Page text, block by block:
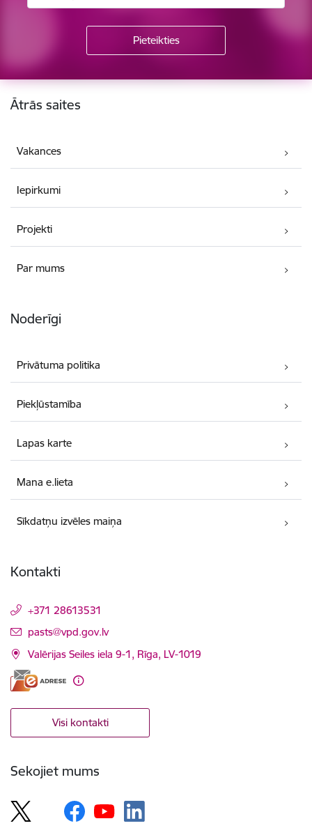
Kājene
Ātrās saites
Vakances
Iepirkumi
Projekti
Par mums
Noderīgi
Privātuma politika
Piekļūstamība
Lapas karte
Mana e.lieta
Sīkdatņu izvēles maiņa
Kontakti
+371 28613531
E-pasts:
pasts@vpd.gov.lv
Valērijas Seiles iela 9-1, Rīga, LV-1019
Visi kontakti
Sekojiet mums